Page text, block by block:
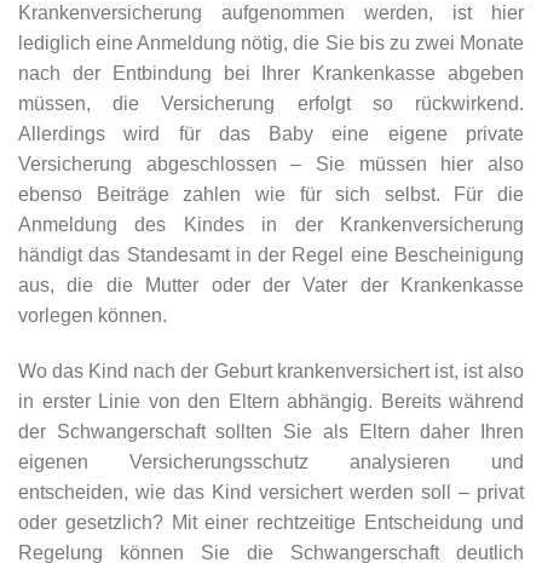
Krankenversicherung aufgenommen werden, ist hier
lediglich eine Anmeldung nötig, die Sie bis zu zwei Monate
nach der Entbindung bei Ihrer Krankenkasse abgeben
müssen, die Versicherung erfolgt so rückwirkend.
Allerdings wird für das Baby eine eigene private
Versicherung abgeschlossen – Sie müssen hier also
ebenso Beiträge zahlen wie für sich selbst. Für die
Anmeldung des Kindes in der Krankenversicherung
händigt das Standesamt in der Regel eine Bescheinigung
aus, die die Mutter oder der Vater der Krankenkasse
vorlegen können.
Wo das Kind nach der Geburt krankenversichert ist, ist also
in erster Linie von den Eltern abhängig. Bereits während
der Schwangerschaft sollten Sie als Eltern daher Ihren
eigenen Versicherungsschutz analysieren und
entscheiden, wie das Kind versichert werden soll – privat
oder gesetzlich? Mit einer rechtzeitige Entscheidung und
Regelung können Sie die Schwangerschaft deutlich